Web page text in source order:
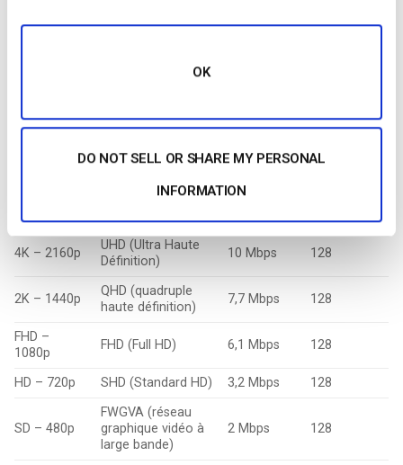
OK
DO NOT SELL OR SHARE MY PERSONAL
INFORMATION
en continu ?
fonction de la résolution prévue de votre vidéo :
Description
Débit
binaire
vidéo
Débit
4K – 2160p
UHD (Ultra Haute
Définition)
10 Mbps 128
2K – 1440p
QHD (quadruple
haute définition)
7,7 Mbps 128
FHD –
1080p
FHD (Full HD) 6,1 Mbps 128
HD – 720p SHD (Standard HD) 3,2 Mbps 128
SD – 480p
FWGVA (réseau
graphique vidéo à
large bande)
2 Mbps 128